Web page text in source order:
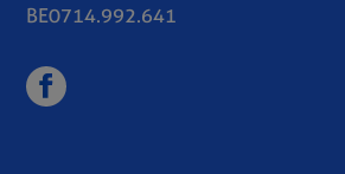
BE0714.992.641